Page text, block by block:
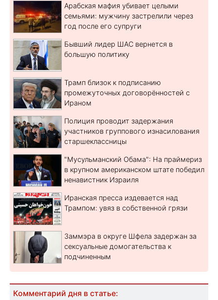
Арабская мафия убивает целыми
семьями: мужчину застрелили через
год после его супруги
Бывший лидер ШАС вернется в
большую политику
Трамп близок к подписанию
промежуточных договорённостей с
Ираном
Полиция проводит задержания
участников группового изнасилования
старшеклассницы
"Мусульманский Обама": На праймериз
в крупном американском штате победил
ненавистник Израиля
Иранская пресса издевается над
Трампом: увяз в собственной грязи
Заммэра в округе Шфела задержан за
сексуальные домогательства к
подчиненным
Комментарий дня в статье: